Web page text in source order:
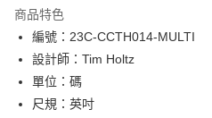
Apple Pay
街口支付
Google Pay
商品特色
編號：23C-CCTH014-MULTI
設計師：Tim Holtz
單位：碼
尺規：英吋